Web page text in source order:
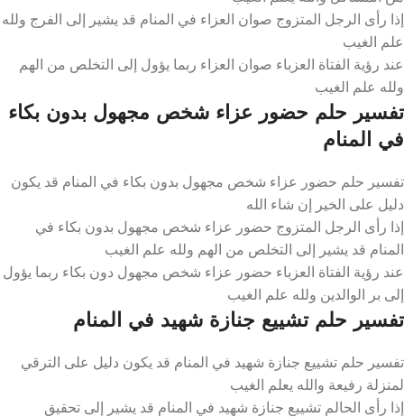
إذا رأى الرجل المتزوج صوان العزاء في المنام قد يشير إلى الفرج ولله
علم الغيب
عند رؤية الفتاة العزباء صوان العزاء ربما يؤول إلى التخلص من الهم
ولله علم الغيب
تفسير حلم حضور عزاء شخص مجهول بدون بكاء
في المنام
تفسير حلم حضور عزاء شخص مجهول بدون بكاء في المنام قد يكون
دليل على الخير إن شاء الله
إذا رأى الرجل المتزوج حضور عزاء شخص مجهول بدون بكاء في
المنام قد يشير إلى التخلص من الهم ولله علم الغيب
عند رؤية الفتاة العزباء حضور عزاء شخص مجهول دون بكاء ربما يؤول
إلى بر الوالدين ولله علم الغيب
تفسير حلم تشييع جنازة شهيد في المنام
تفسير حلم تشييع جنازة شهيد في المنام قد يكون دليل على الترقي
لمنزلة رفيعة والله يعلم الغيب
إذا رأى الحالم تشييع جنازة شهيد في المنام قد يشير إلى تحقيق